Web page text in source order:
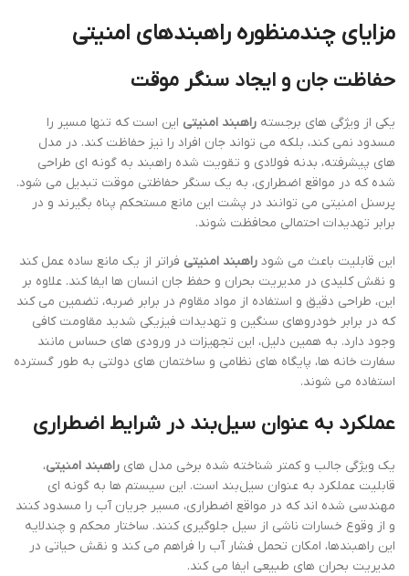
مزایای چندمنظوره راهبندهای امنیتی
حفاظت جان و ایجاد سنگر موقت
یکی از ویژگی های برجسته راهبند امنیتی این است که تنها مسیر را
مسدود نمی کند، بلکه می تواند جان افراد را نیز حفاظت کند. در مدل
های پیشرفته، بدنه فولادی و تقویت شده راهبند به گونه ای طراحی
شده که در مواقع اضطراری، به یک سنگر حفاظتی موقت تبدیل می شود.
پرسنل امنیتی می توانند در پشت این مانع مستحکم پناه بگیرند و در
برابر تهدیدات احتمالی محافظت شوند.
این قابلیت باعث می شود راهبند امنیتی فراتر از یک مانع ساده عمل کند
و نقش کلیدی در مدیریت بحران و حفظ جان انسان ها ایفا کند. علاوه بر
این، طراحی دقیق و استفاده از مواد مقاوم در برابر ضربه، تضمین می کند
که در برابر خودروهای سنگین و تهدیدات فیزیکی شدید مقاومت کافی
وجود دارد. به همین دلیل، این تجهیزات در ورودی های حساس مانند
سفارت خانه ها، پایگاه های نظامی و ساختمان های دولتی به طور گسترده
استفاده می شوند.
عملکرد به عنوان سیل‌بند در شرایط اضطراری
یک ویژگی جالب و کمتر شناخته شده برخی مدل های راهبند امنیتی،
قابلیت عملکرد به عنوان سیل‌بند است. این سیستم ها به گونه ای
مهندسی شده اند که در مواقع اضطراری، مسیر جریان آب را مسدود کنند
و از وقوع خسارات ناشی از سیل جلوگیری کنند. ساختار محکم و چندلایه
این راهبندها، امکان تحمل فشار آب را فراهم می کند و نقش حیاتی در
مدیریت بحران های طبیعی ایفا می کند.